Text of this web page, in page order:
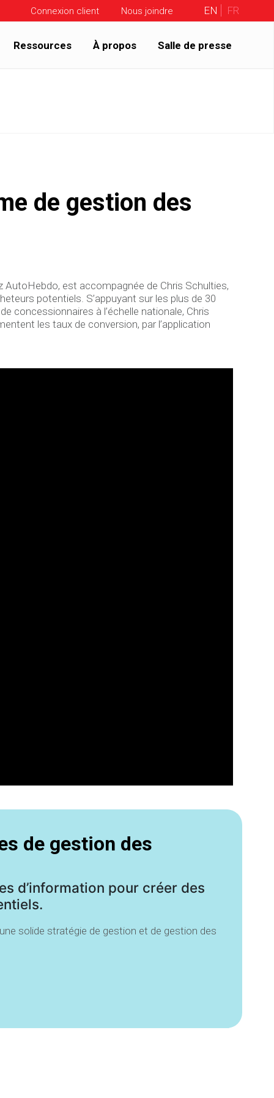
Connexion client Nous joindre EN FR
Ressources À propos Salle de presse
de gestion des
est accompagnée de Chris Schulties,
potentiels. S’appuyant sur les plus de 30
concessionnaires à l’échelle nationale, Chris
les taux de conversion, par l’application
de gestion des
d’information pour créer des
.
solide stratégie de gestion et de gestion des